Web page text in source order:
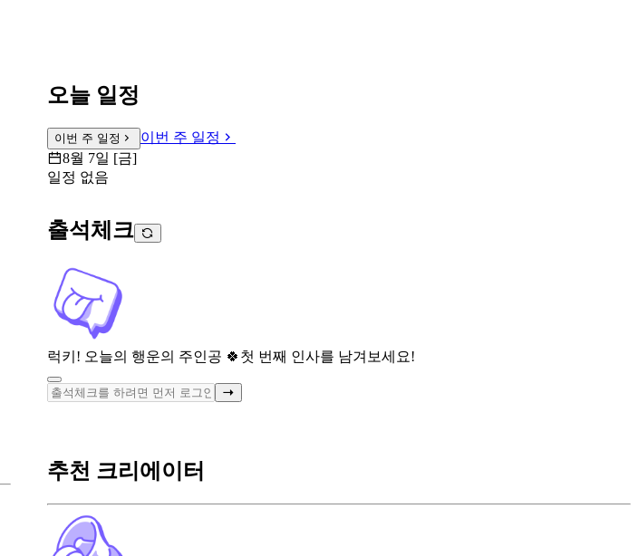
오늘 일정
이번 주 일정
이번 주 일정
8월 7일 [금]
일정 없음
출석체크
럭키! 오늘의 행운의 주인공 🍀 첫 번째 인사를 남겨보세요!
추천 크리에이터